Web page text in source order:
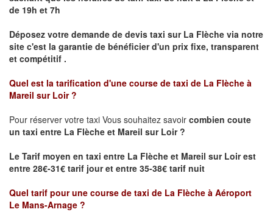
de 19h et 7h
Déposez votre demande de devis taxi sur La Flèche via notre
site c'est la garantie de bénéficier d'un prix fixe, transparent
et compétitif .
Quel est la tarification d'une course de taxi de La Flèche à
Mareil sur Loir ?
Pour réserver votre taxi Vous souhaitez savoir combien coute
un taxi entre La Flèche et Mareil sur Loir ?
Le Tarif moyen en taxi entre La Flèche et Mareil sur Loir est
entre 28€-31€ tarif jour et entre 35-38€ tarif nuit
Quel tarif pour une course de taxi de La Flèche à Aéroport
Le Mans-Arnage ?